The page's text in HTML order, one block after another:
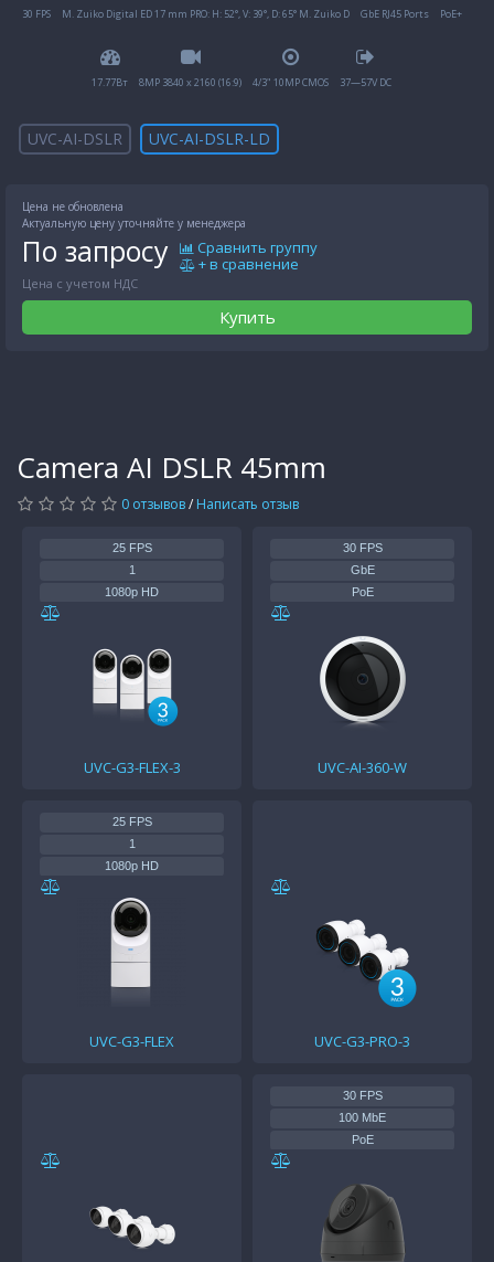
30 FPS M. Zuiko Digital ED 17 mm PRO: H: 52°, V: 39°, D: 65° M. Zuiko D GbE RJ45 Ports PoE+
17.77Вт 8MP 3840 x 2160 (16:9) 4/3" 10MP CMOS 37—57V DC
UVC-AI-DSLR UVC-AI-DSLR-LD
Цена не обновлена
Актуальную цену уточняйте у менеджера
По запросу
Цена с учетом НДС
Сравнить группу
+ в сравнение
Купить
Camera AI DSLR 45mm
0 отзывов/ Написать отзыв
25 FPS
1
1080p HD
UVC-G3-FLEX-3
30 FPS
GbE
PoE
5 MP CMOS
37—57V DC
UVC-AI-360-W
25 FPS
1
1080p HD
UVC-G3-FLEX UVC-G3-PRO-3
30 FPS
100 MbE
PoE
Г: 102.4°, В: 54.9°, Д: 120.6°